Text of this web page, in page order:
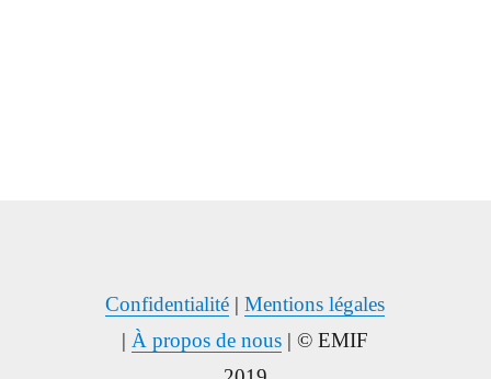
Confidentialité |Mentions légales
| À propos de nous | © EMIF